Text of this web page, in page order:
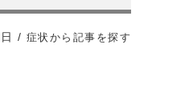
/ 症状から記事を探す